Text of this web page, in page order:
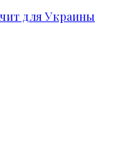
для Украины